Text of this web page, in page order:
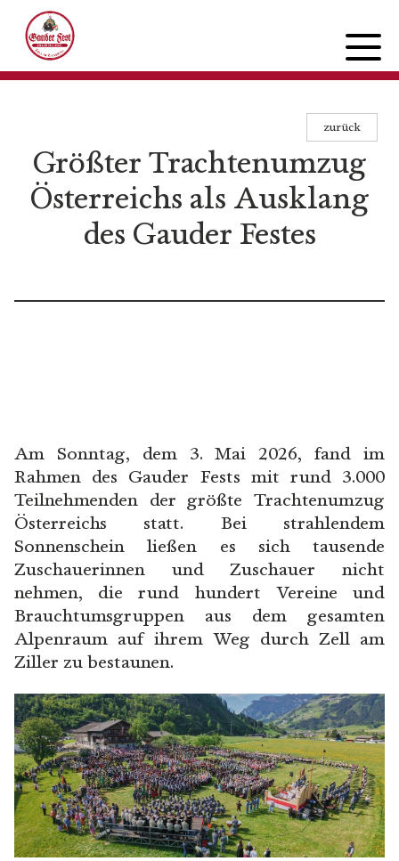
Mittwoch
Donnerstag
Samstag
Öffnungszeiten Büro TVB
Zell am Ziller
Shuttle- und
Zubringerbusse
Gauder Taxi
Zeltplan
Umzug
Verkehrsregelung und
Parken
Fundsachen
Geschichte
Bierkultur
Künstlersujets
Gambrinus Freunde
IMPRESSIONEN
zurück
Größter Trachtenumzug
Österreichs als Ausklang
des Gauder Festes
Am Sonntag, dem 3. Mai 2026, fand im
Rahmen des Gauder Fests mit rund 3.000
Teilnehmenden der größte Trachtenumzug
Österreichs statt. Bei strahlendem
Sonnenschein ließen es sich tausende
Zuschauerinnen und Zuschauer nicht
nehmen, die rund hundert Vereine und
Brauchtumsgruppen aus dem gesamten
Alpenraum auf ihrem Weg durch Zell am
Ziller zu bestaunen.